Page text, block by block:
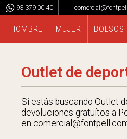
93 379 00 40
HOMBRE MUJER BOLSOS
Outlet de
Si estás buscando Outlet
devoluciones gratuítos a
en